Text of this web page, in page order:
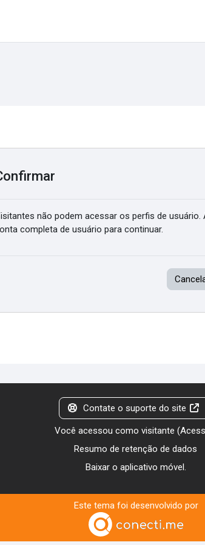
não podem acessar os perfis de usuário.
completa de usuário para continuar.
Contate o suporte do site
Você acessou como visitante (
Resumo de retenção de dados
Baixar o aplicativo móvel.
Este tema foi desenvolvido por